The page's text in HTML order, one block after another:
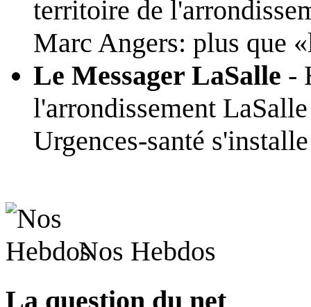
territoire de
Marc Angers: plus que
Le Messager LaSalle -
l'arrondissement LaSalle
Urgences-santé
Nos Hebdos
La question du net